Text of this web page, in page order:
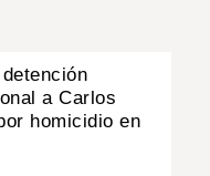
a Carlos
homicidio en